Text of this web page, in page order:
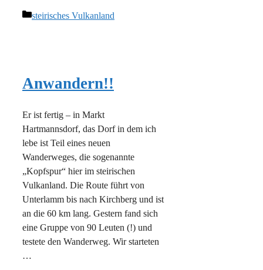
Kategorien
steirisches Vulkanland
Anwandern!!
Er ist fertig – in Markt
Hartmannsdorf, das Dorf in dem ich
lebe ist Teil eines neuen
Wanderweges, die sogenannte
„Kopfspur“ hier im steirischen
Vulkanland. Die Route führt von
Unterlamm bis nach Kirchberg und ist
an die 60 km lang. Gestern fand sich
eine Gruppe von 90 Leuten (!) und
testete den Wanderweg. Wir starteten
…